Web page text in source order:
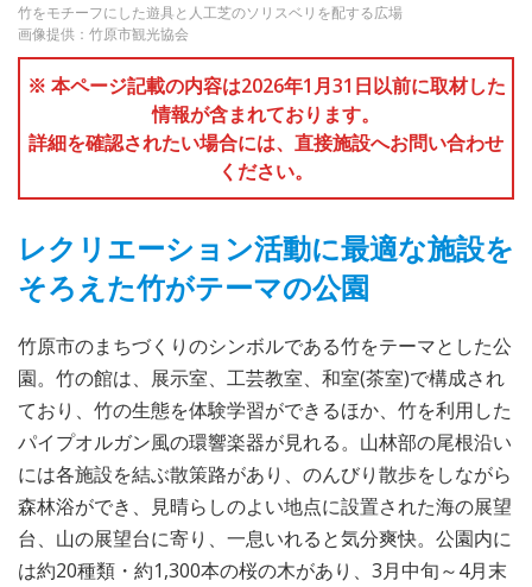
竹をモチーフにした遊具と人工芝のソリスベリを配する広場
画像提供：竹原市観光協会
※ 本ページ記載の内容は2026年1月31日以前に取材した
情報が含まれております。
詳細を確認されたい場合には、直接施設へお問い合わせ
ください。
レクリエーション活動に最適な施設を
そろえた竹がテーマの公園
竹原市のまちづくりのシンボルである竹をテーマとした公
園。竹の館は、展示室、工芸教室、和室(茶室)で構成され
ており、竹の生態を体験学習ができるほか、竹を利用した
パイプオルガン風の環響楽器が見れる。山林部の尾根沿い
には各施設を結ぶ散策路があり、のんびり散歩をしながら
森林浴ができ、見晴らしのよい地点に設置された海の展望
台、山の展望台に寄り、一息いれると気分爽快。公園内に
は約20種類・約1,300本の桜の木があり、3月中旬～4月末